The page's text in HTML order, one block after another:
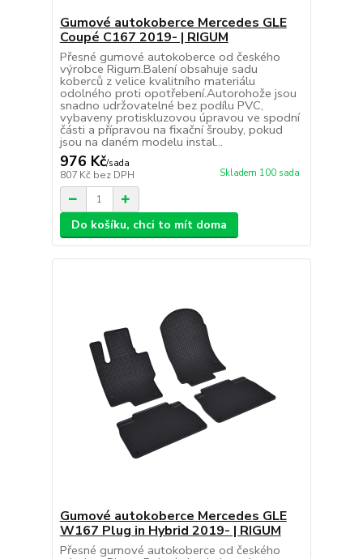
Gumové autokoberce Mercedes GLE
Coupé C167 2019- | RIGUM
Přesné gumové autokoberce od českého
výrobce Rigum.Balení obsahuje sadu
koberců z velice kvalitního materiálu
odolného proti opotřebení.Autorohože jsou
snadno udržovatelné bez podílu PVC,
vybaveny protiskluzovou úpravou ve spodní
části a přípravou na fixační šrouby, pokud
jsou na daném modelu instal...
976 Kč/sada
807 Kč bez DPH Skladem 100 sada
Do košíku, chci to mít doma
Gumové autokoberce Mercedes GLE
W167 Plug in Hybrid 2019- | RIGUM
Přesné gumové autokoberce od českého